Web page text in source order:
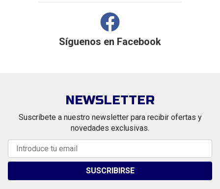
Síguenos en Facebook
NEWSLETTER
Suscríbete a nuestro newsletter para recibir ofertas y
novedades exclusivas.
SUSCRIBIRSE